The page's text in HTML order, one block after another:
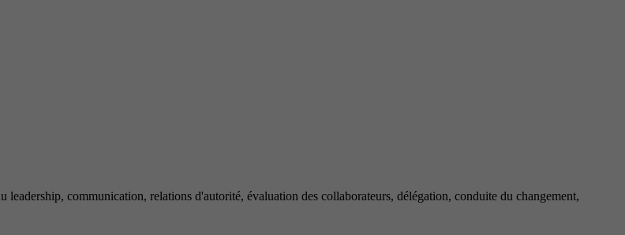
communication, relations d'autorité, évaluation des collaborateurs, délégation, conduite du changement,